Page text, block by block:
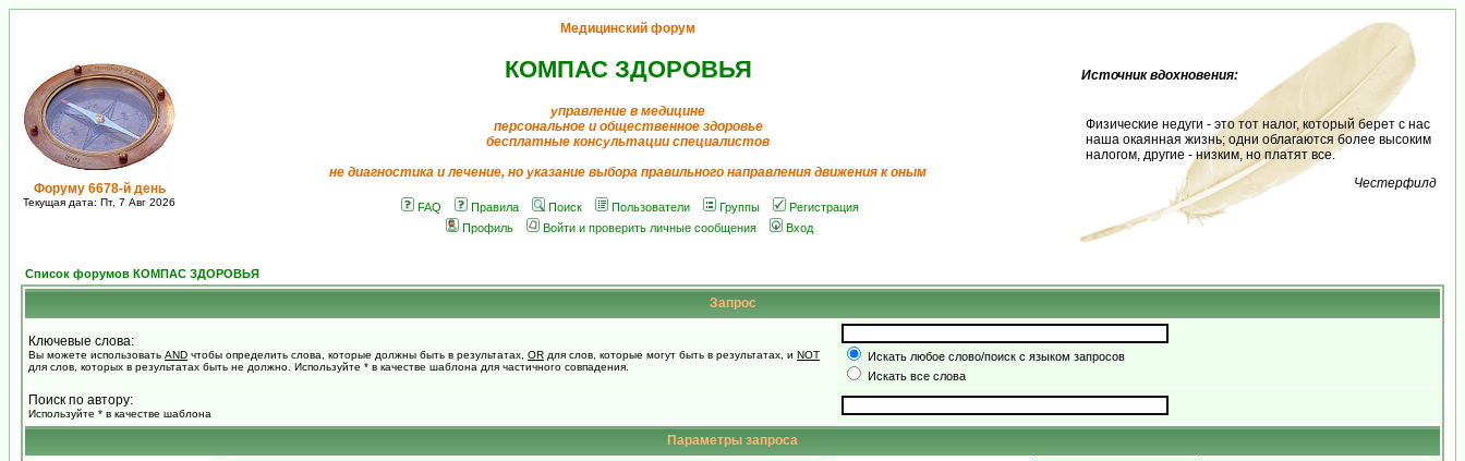
Форуму 6678-й день
Текущая дата: Пт, 7 Авг 2026
Медицинский форум
КОМПАС ЗДОРОВЬЯ
управление в медицине
персональное и общественное здоровье
бесплатные консультации специалистов
не диагностика и лечение, но указание выбора правильного направления движения к оным
FAQ Правила Поиск Пользователи Группы
Регистрация
Профиль
Войти и проверить личные сообщения Вход
Источник вдохновения:
Физические недуги - это тот налог, который берет с нас
наша окаянная жизнь; одни облагаются более высоким
налогом, другие - низким, но платят все.
Честерфилд
Список форумов КОМПАС ЗДОРОВЬЯ
Запрос
Ключевые слова:
Вы можете использовать AND чтобы определить слова, которые должны быть в результатах, OR для слов, которые могут быть в результатах, и NOT
для слов, которых в результатах быть не должно. Используйте * в качестве шаблона для частичного совпадения.
Искать любое слово/поиск с языком запросов
Искать все слова
Поиск по автору:
Используйте * в качестве шаблона
Параметры запроса